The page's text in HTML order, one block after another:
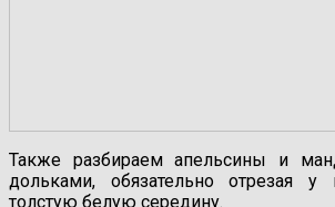
Также разбираем апельсины и
дольками, обязательно отрезая у
толстую белую середину.